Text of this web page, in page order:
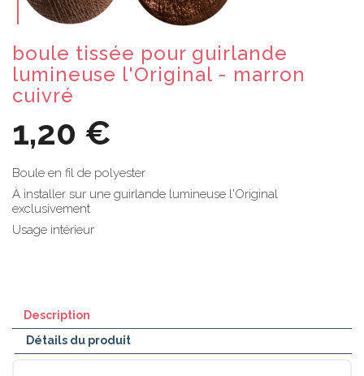
boule tissée pour guirlande
lumineuse l'Original - marron
cuivré
1,20 €
Boule en fil de polyester
À installer sur une guirlande lumineuse l'Original
exclusivement
Usage intérieur
Description
Détails du produit